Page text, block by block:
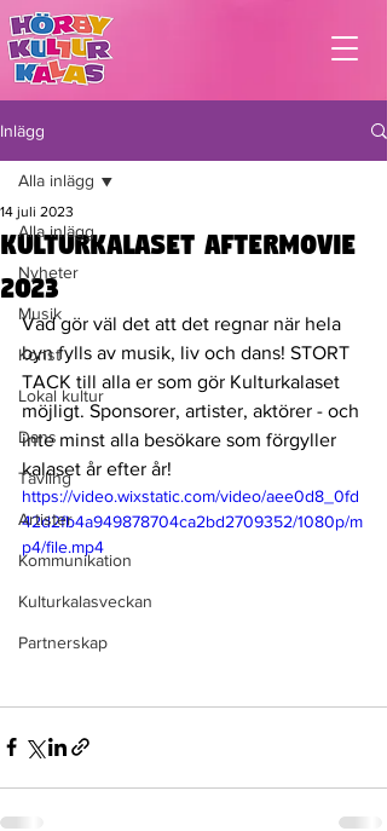
Inlägg
Alla inlägg
Nyheter
Musik
Konst
Lokal kultur
Dans
Tävling
Artister
Kommunikation
Kulturkalasveckan
Partnerskap
Alla inlägg
Kulturkalaset Aftermovie
2023
14 juli 2023
Vad gör väl det att det regnar när hela
byn fylls av musik, liv och dans! STORT
TACK till alla er som gör Kulturkalaset
möjligt. Sponsorer, artister, aktörer - och
inte minst alla besökare som förgyller
kalaset år efter år!
https://video.wixstatic.com/video/aee0d8_0fd
42d2fb4a949878704ca2bd2709352/1080p/m
p4/file.mp4